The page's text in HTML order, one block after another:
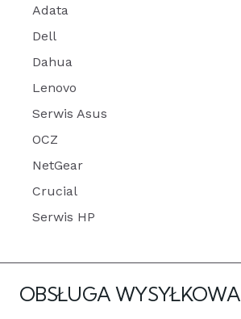
Adata
Dell
Dahua
Lenovo
Serwis Asus
OCZ
NetGear
Crucial
Serwis HP
OBSŁUGA WYSYŁKOWA